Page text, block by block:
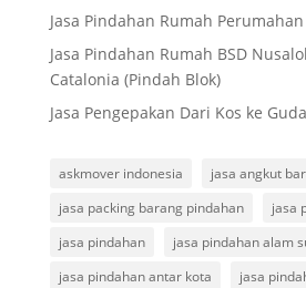
Jasa Pindahan Rumah
Jasa Pindahan Rumah BSD
Catalonia (Pindah Blok)
Jasa Pengepakan Dari Kos ke
askmover indonesia
jasa angkut
jasa packing barang pindahan
jasa
jasa pindahan
jasa pindahan alam
jasa pindahan antar kota
jasa